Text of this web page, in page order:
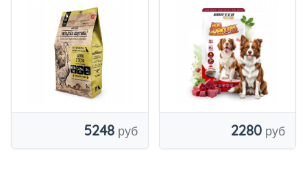
ГУСЕМ РАЗМЕР М 9
5248
ГОВЯДИНА 20кг
2280